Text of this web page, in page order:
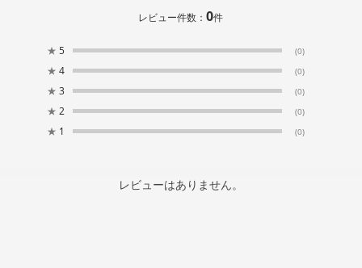
レビュー件数：0件
★ 5 (0)
★ 4 (0)
★ 3 (0)
★ 2 (0)
★ 1 (0)
レビューはありません。